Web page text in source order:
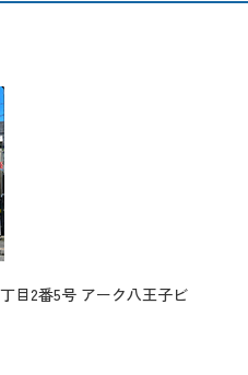
目2番5号 アーク八王子ビ